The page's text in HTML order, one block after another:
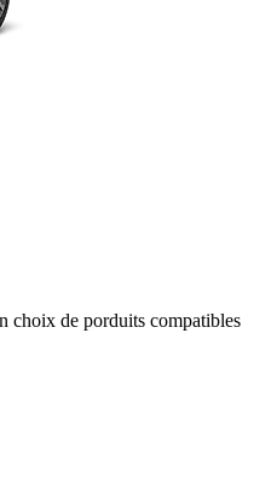
choix de porduits compatibles